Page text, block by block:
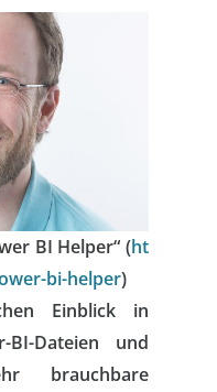
BI Helper“ (ht
bi-helper)
Einblick in
BI-Dateien und
brauchbare